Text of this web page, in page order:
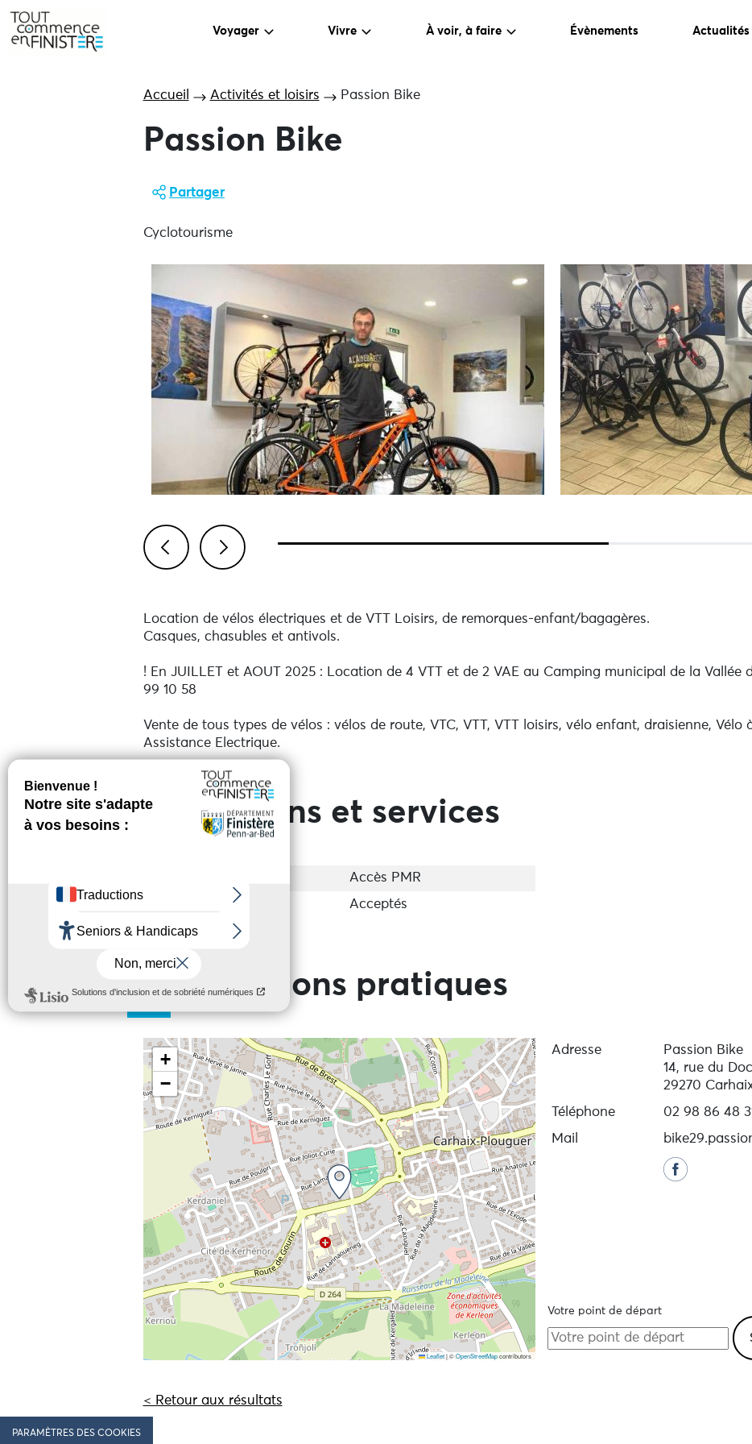
Voyager Vivre À voir, à faire Évènements Actualités
Accueil Activités et loisirs Passion Bike
Passion Bike
Partager
Cyclotourisme
Location de vélos électriques et de VTT Loisirs, de remorques-enfant/bagagères.
Casques, chasubles et antivols.
! En JUILLET et AOUT 2025 : Location de 4 VTT et de 2 VAE au Camping municipal de la Vallée
99 10 58
Vente de tous types de vélos : vélos de route, VTC, VTT, VTT loisirs, vélo enfant, draisienne, Vélo
Assistance Electrique.
Prestations et services
Accès PMR
Acceptés
Informations pratiques
+
−
Leaflet |©OpenStreetMapcontributors
Adresse
Passion Bike
14, rue du
29270
Téléphone
02 98 86 48
Mail
Votre point de départ
< Retour aux résultats
PARAMÈTRES DES COOKIES